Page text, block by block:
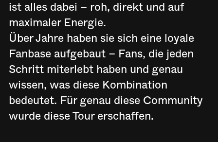
ist alles dabei – roh, direkt und auf
maximaler Energie.
Über Jahre haben sie sich eine loyale
Fanbase aufgebaut – Fans, die jeden
Schritt miterlebt haben und genau
wissen, was diese Kombination
bedeutet. Für genau diese Community
wurde diese Tour erschaffen.